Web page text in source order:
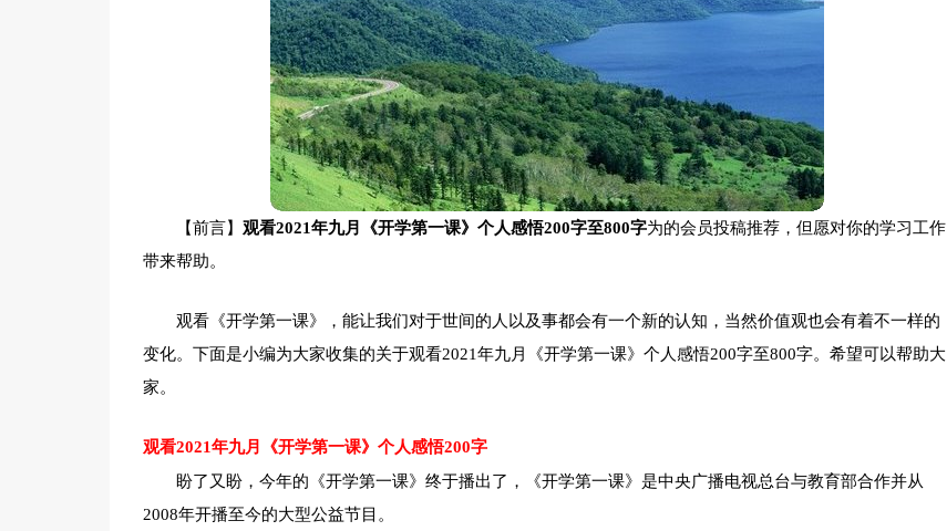
【前言】 观看2021年九月《开学第一课》个人感悟200字至800字为的会员投稿推荐，但愿对你的学习工作
带来帮助。
观看《开学第一课》，能让我们对于世间的人以及事都会有一个新的认知，当然价值观也会有着不一样的
变化。下面是小编为大家收集的关于观看2021年九月《开学第一课》个人感悟200字至800字。希望可以帮助大
家。
观看2021年九月《开学第一课》个人感悟200字
盼了又盼，今年的《开学第一课》终于播出了，《开学第一课》是中央广播电视总台与教育部合作并从
2008年开播至今的大型公益节目。